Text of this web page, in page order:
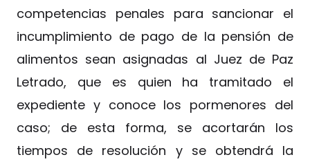
competencias penales para sancionar el
incumplimiento de pago de la pensión de
alimentos sean asignadas al Juez de Paz
Letrado, que es quien ha tramitado el
expediente y conoce los pormenores del
caso; de esta forma, se acortarán los
tiempos de resolución y se obtendrá la